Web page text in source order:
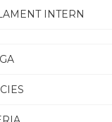
INTERN